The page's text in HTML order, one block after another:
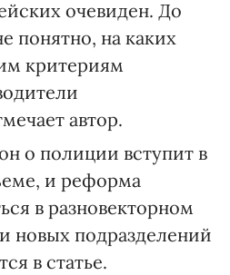
очевиден. До
понятно, на каких
критериям
автор.
о полиции вступит в
и реформа
в разновекторном
новых подразделений
в статье.